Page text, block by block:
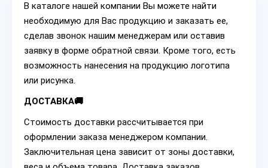
В каталоге нашей компании Вы можете найти
необходимую для Вас продукцию и заказать ее,
сделав звонок нашим менеджерам или оставив
заявку в форме обратной связи. Кроме того, есть
возможность нанесения на продукцию логотипа
или рисунка.
ДОСТАВКА🚚
Стоимость доставки рассчитывается при
оформлении заказа менеджером компании.
Заключительная цена зависит от зоны доставки,